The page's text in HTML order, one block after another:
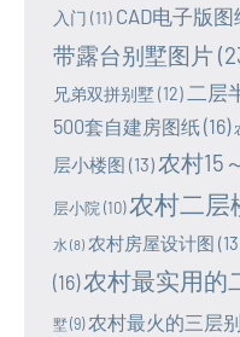
入门 (11) CAD电子版图
带露台别墅图片
兄弟双拼别墅 (12) 二层
500套自建房图纸(16)
层小楼图 (13)农村15
层小院 (10)农村二层
水 (8) 农村房屋设计图
(16)农村最实用的
墅(9) 农村最火的三层